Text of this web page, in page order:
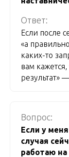
Ответ:
Если после
«а
каких-то
вам кажется,
результат»
Вопрос:
Если у
случая
работаю